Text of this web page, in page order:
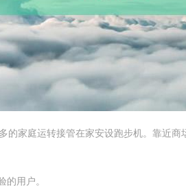
家庭运转接管在家安设跑步机。靠近
用户。